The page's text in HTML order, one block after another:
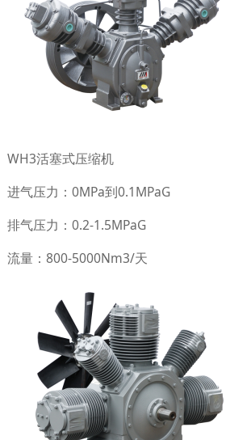
WH3活塞式压缩机
进气压力：0MPa到0.1MPaG
排气压力：0.2-1.5MPaG
流量：800-5000Nm3/天